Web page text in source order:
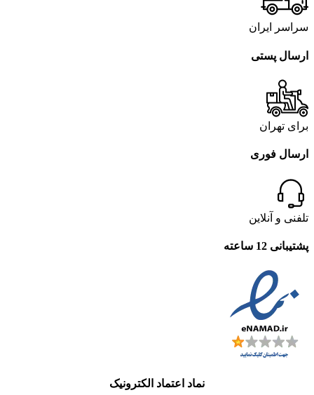
سراسر ایران
ارسال پستی
برای تهران
ارسال فوری
تلفنی و آنلاین
پشتیبانی 12 ساعته
نماد اعتماد الکترونیک